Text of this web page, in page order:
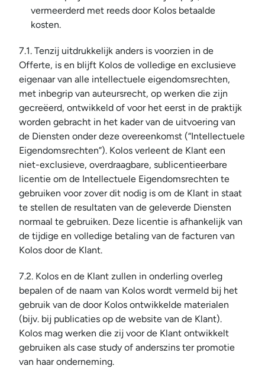
vermeerderd met reeds door Kolos betaalde
kosten.
7.1. Tenzij uitdrukkelijk anders is voorzien in de
Offerte, is en blijft Kolos de volledige en exclusieve
eigenaar van alle intellectuele eigendomsrechten,
met inbegrip van auteursrecht, op werken die zijn
gecreëerd, ontwikkeld of voor het eerst in de praktijk
worden gebracht in het kader van de uitvoering van
de Diensten onder deze overeenkomst (“Intellectuele
Eigendomsrechten”). Kolos verleent de Klant een
niet-exclusieve, overdraagbare, sublicentieerbare
licentie om de Intellectuele Eigendomsrechten te
gebruiken voor zover dit nodig is om de Klant in staat
te stellen de resultaten van de geleverde Diensten
normaal te gebruiken. Deze licentie is afhankelijk van
de tijdige en volledige betaling van de facturen van
Kolos door de Klant.
7.2. Kolos en de Klant zullen in onderling overleg
bepalen of de naam van Kolos wordt vermeld bij het
gebruik van de door Kolos ontwikkelde materialen
(bijv. bij publicaties op de website van de Klant).
Kolos mag werken die zij voor de Klant ontwikkelt
gebruiken als case study of anderszins ter promotie
van haar onderneming.